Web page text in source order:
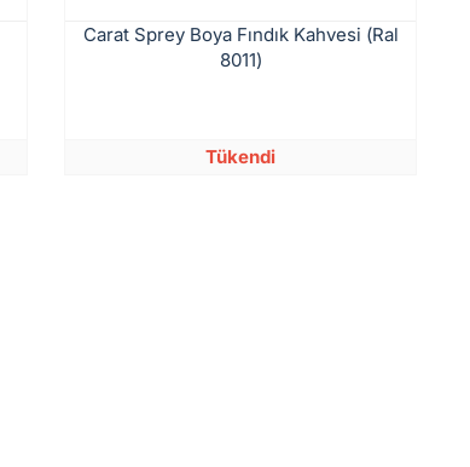
Carat Sprey Boya Fındık Kahvesi (Ral
8011)
Tükendi